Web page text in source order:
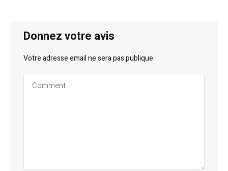
Donnez votre avis
Votre adresse email ne sera pas publique.